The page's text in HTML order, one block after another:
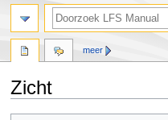
Zicht
meer